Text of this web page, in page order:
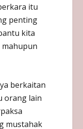
itu
penting
kita
mahupun
berkaitan
orang lain
mustahak